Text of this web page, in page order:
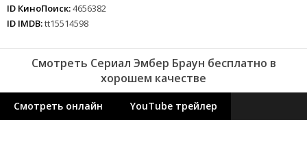
ID КиноПоиск:4656382
ID IMDB:tt15514598
Смотреть Сериал Эмбер Браун бесплатно в
хорошем качестве
Смотреть онлайн YouTube трейлер